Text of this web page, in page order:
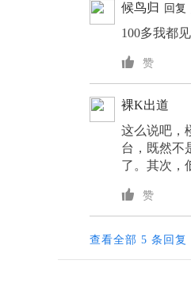
候鸟归 回复
100多我都
 赞
裸K出道
这么说吧，
台，既然不
了。其次，
 赞
查看全部 5 条回复